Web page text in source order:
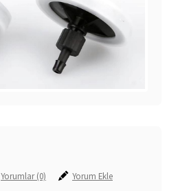
Yorumlar (0) Yorum Ekle